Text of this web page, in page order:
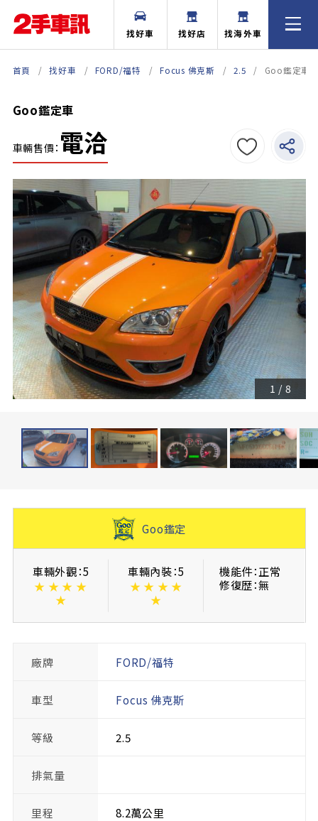
找好車 找好店 找海外車
首頁 找好車 FORD/福特 Focus 佛克斯 2.5 Goo鑑定車
Goo鑑定車
車輛售價： 電洽
1 / 8
Goo鑑定
車輛外觀：5
★ ★ ★ ★
★
車輛內裝：5
★ ★ ★ ★
★
機能件：正常
修復歴：無
廠牌 FORD/福特
車型 Focus 佛克斯
等級 2.5
排氣量
里程 8.2萬公里